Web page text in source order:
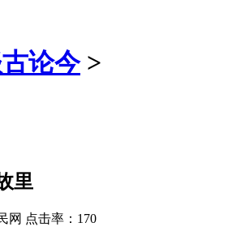
论今>
里
网 点击率：170